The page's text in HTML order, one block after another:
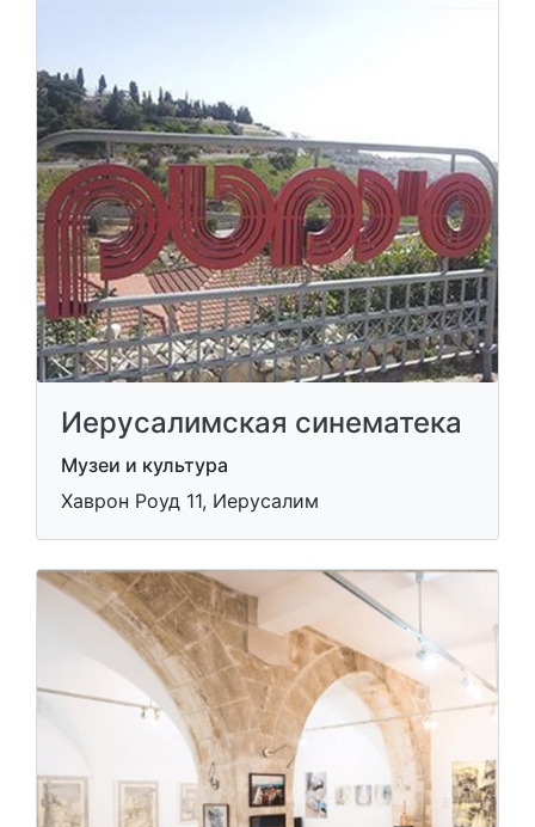
Иерусалимская синематека
Музеи и культура
Хаврон Роуд 11, Иерусалим